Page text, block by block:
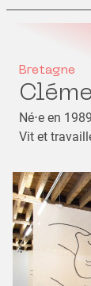
Bretagne
Né⋅e en 1989
Vit et